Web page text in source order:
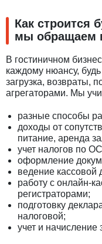
Как строится
мы обращаем
В гостиничном
каждому нюансу,
загрузка, возвраты,
агрегаторами. Мы
разные способы
доходы от
питание, аренда
учет налогов по
оформление
ведение кассовой
работу с онлайн-
регистраторами;
подготовку
налоговой;
учет и начисление